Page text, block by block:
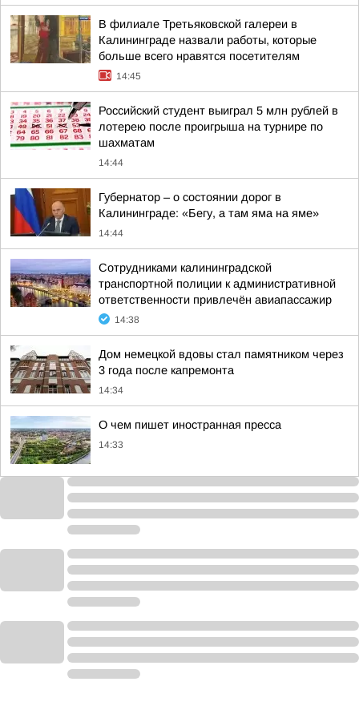
В филиале Третьяковской галереи в
Калининграде назвали работы, которые
больше всего нравятся посетителям
14:45
Российский студент выиграл 5 млн рублей в
лотерею после проигрыша на турнире по
шахматам
14:44
Губернатор – о состоянии дорог в
Калининграде: «Бегу, а там яма на яме»
14:44
Сотрудниками калининградской
транспортной полиции к административной
ответственности привлечён авиапассажир
14:38
Дом немецкой вдовы стал памятником через
3 года после капремонта
14:34
О чем пишет иностранная пресса
14:33